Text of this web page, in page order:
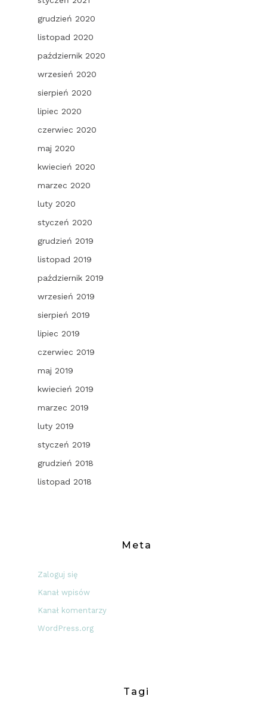
grudzień 2020
listopad 2020
październik 2020
wrzesień 2020
sierpień 2020
lipiec 2020
czerwiec 2020
maj 2020
kwiecień 2020
marzec 2020
luty 2020
styczeń 2020
grudzień 2019
listopad 2019
październik 2019
wrzesień 2019
sierpień 2019
lipiec 2019
czerwiec 2019
maj 2019
kwiecień 2019
marzec 2019
luty 2019
styczeń 2019
grudzień 2018
listopad 2018
Meta
Zaloguj się
Kanał wpisów
Kanał komentarzy
WordPress.org
Tagi